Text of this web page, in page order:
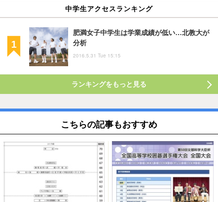
中学生アクセスランキング
肥満女子中学生は学業成績が低い…北教大が
分析
2016.5.31 Tue 15:15
ランキングをもっと見る
こちらの記事もおすすめ